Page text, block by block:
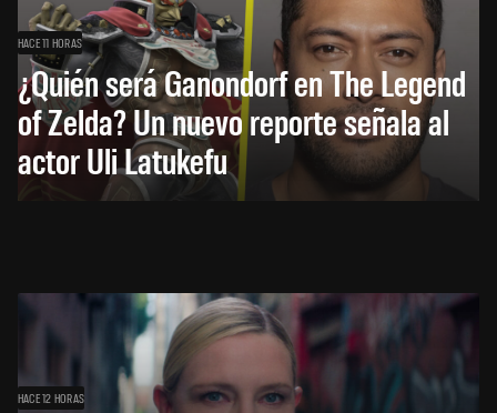
HACE 11 HORAS
¿Quién será Ganondorf en The Legend
of Zelda? Un nuevo reporte señala al
actor Uli Latukefu
HACE 12 HORAS